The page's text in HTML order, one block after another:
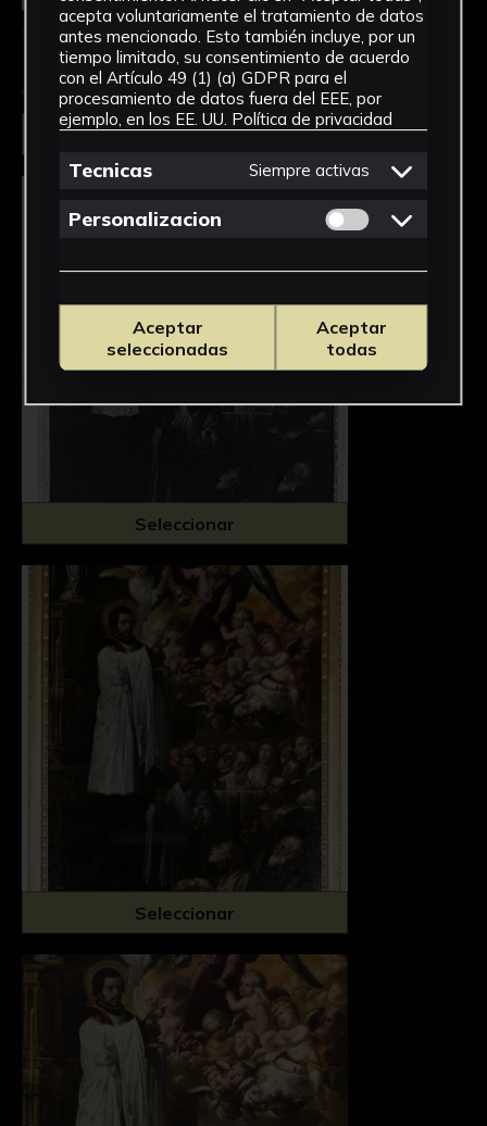
Seleccionar
Seleccionar
Seleccionar
acepta voluntariamente el tratamiento de datos
antes mencionado. Esto también incluye, por un
tiempo limitado, su consentimiento de acuerdo
con el Artículo 49 (1) (a) GDPR para el
procesamiento de datos fuera del EEE, por
ejemplo, en los EE. UU. Política de privacidad
Tecnicas Siempre activas
Personalizacion Permitir cookies
Aceptar
seleccionadas
Aceptar
todas